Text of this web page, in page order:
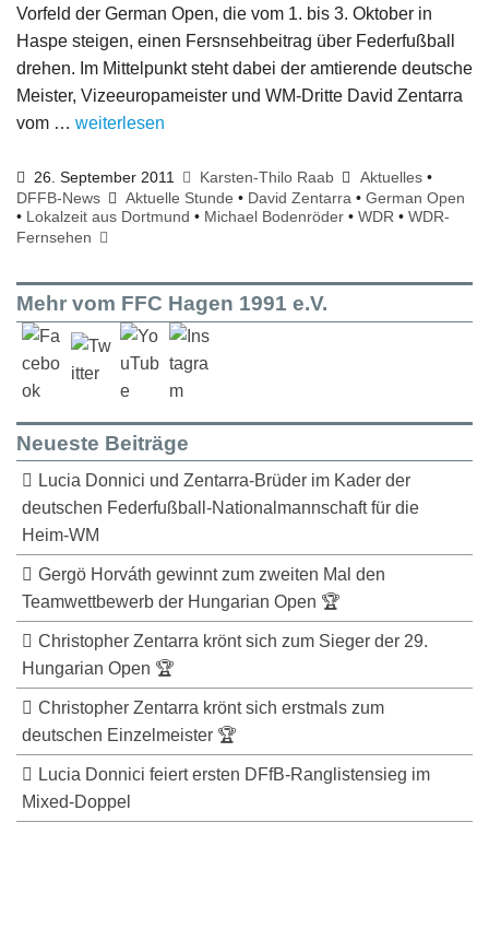
Vorfeld der German Open, die vom 1. bis 3. Oktober in
Haspe steigen, einen Fersnsehbeitrag über Federfußball
drehen. Im Mittelpunkt steht dabei der amtierende deutsche
Meister, Vizeeuropameister und WM-Dritte David Zentarra
vom … weiterlesen
26. September 2011 Karsten-Thilo Raab Aktuelles•
DFFB-News
Aktuelle Stunde • David Zentarra •German Open
• Lokalzeit aus Dortmund • Michael Bodenröder • WDR • WDR-
Fernsehen
Mehr vom FFC Hagen 1991 e.V.
Neueste Beiträge
Lucia Donnici und Zentarra-Brüder im Kader der
deutschen Federfußball-Nationalmannschaft für die
Heim-WM
Gergö Horváth gewinnt zum zweiten Mal den
Teamwettbewerb der Hungarian Open 🏆
Christopher Zentarra krönt sich zum Sieger der 29.
Hungarian Open 🏆
Christopher Zentarra krönt sich erstmals zum
deutschen Einzelmeister 🏆
Lucia Donnici feiert ersten DFfB-Ranglistensieg im
Mixed-Doppel